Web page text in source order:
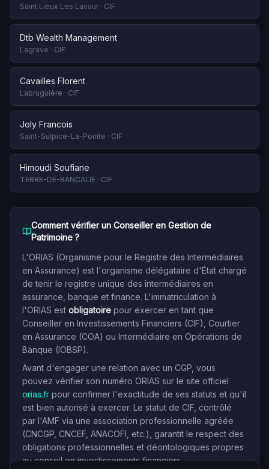
Saint Lieux Les Lavaur · CIF
Dtb Wealth Management
Lagrave · CIF
Cavailles Florent
Labruguière · CIF
Joly Francois
Saint-Sulpice-La-Pointe · CIF
Himoudi Soufiane
TERRE-DE-BANCALIE · CIF
Comment vérifier un Conseiller en Gestion de
Patrimoine ?
L'ORIAS (Organisme pour le Registre des Intermédiaires
en Assurance) est l'organisme délégataire d'État chargé
de tenir le registre unique des intermédiaires en
assurance, banque et finance. L'immatriculation à
l'ORIAS est obligatoire pour exercer en tant que
Conseiller en Investissements Financiers (CIF), Courtier
en Assurance (COA) ou Intermédiaire en Opérations de
Banque (IOBSP).
Avant d'engager une relation avec un CGP, vous
pouvez vérifier son numéro ORIAS sur le site officiel
orias.fr pour confirmer l'exactitude de ses statuts et qu'il
est bien autorisé à exercer. Le statut de CIF, contrôlé
par l'AMF via une association professionnelle agréée
(CNCGP, CNCEF, ANACOFI, etc.), garantit le respect des
obligations professionnelles et déontologiques propres
au conseil en investissements financiers.